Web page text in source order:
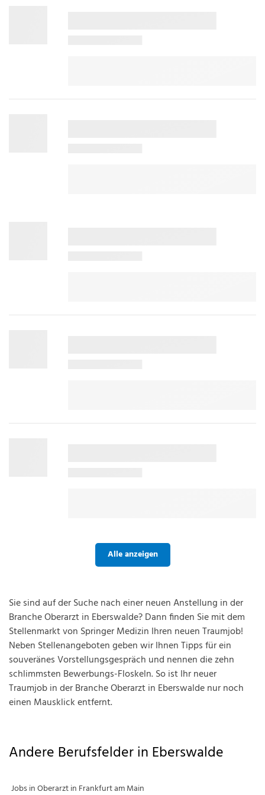
Alle anzeigen
Sie sind auf der Suche nach einer neuen Anstellung in der
Branche Oberarzt in Eberswalde? Dann finden Sie mit dem
Stellenmarkt von Springer Medizin Ihren neuen Traumjob!
Neben Stellenangeboten geben wir Ihnen Tipps für ein
souveränes Vorstellungsgespräch und nennen die zehn
schlimmsten Bewerbungs-Floskeln. So ist Ihr neuer
Traumjob in der Branche Oberarzt in Eberswalde nur noch
einen Mausklick entfernt.
Andere Berufsfelder in Eberswalde
Jobs in Oberarzt in Frankfurt am Main